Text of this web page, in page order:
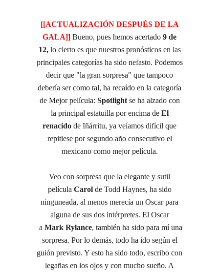
[[ACTUALIZACIÓN DESPUÉS DE LA
GALA]] Bueno, pues hemos acertado 9 de
12,lo cierto es que nuestros pronósticos en las
principales categorías ha sido nefasto. Podemos
decir que "la gran sorpresa" que tampoco
debería ser como tal, ha recaído en la categoría
de Mejor película: Spotlightse ha alzado con
la principal estatuilla por encima de El
renacido de Iñárritu, ya veíamos difícil que
repitiese por segundo año consecutivo el
mexicano como mejor película.
Veo con sorpresa que la elegante y sutil
película Carolde Todd Haynes, ha sido
ninguneada, al menos merecía un Oscar para
alguna de sus dos intérpretes. El Oscar
a Mark Rylance, también ha sido para mí una
sorpresa. Por lo demás, todo ha ido según el
guión previsto. Y esto ha sido todo, escribo con
legañas en los ojos y con mucho sueño. A